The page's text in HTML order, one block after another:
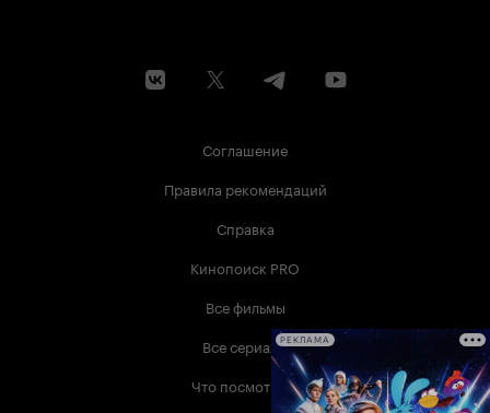
Соглашение
Правила рекомендаций
Справка
Кинопоиск PRO
Все фильмы
Все сериалы
Что посмотреть
РЕКЛАМА